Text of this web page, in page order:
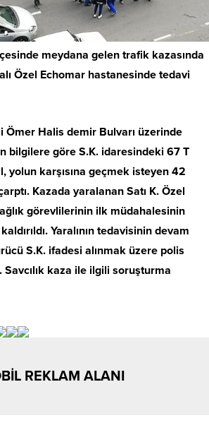
meydana gelen trafik kazasında
Özel Echomar hastanesinde tedavi
Ömer Halis demir Bulvarı üzerinde
bilgilere göre S.K. idaresindeki 67 T
yolun karşısına geçmek isteyen 42
Kazada yaralanan Satı K. Özel
görevlilerinin ilk müdahalesinin
Yaralının tedavisinin devam
S.K. ifadesi alınmak üzere polis
kaza ile ilgili soruşturma
REKLAM ALANI